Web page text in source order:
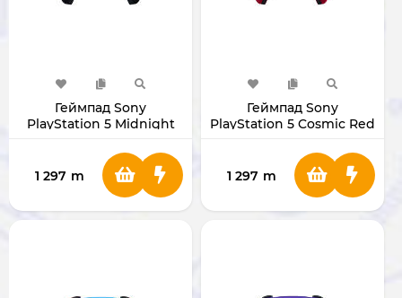
Геймпад Sony
PlayStation 5 Midnight
1 297 m
Геймпад Sony
PlayStation 5 Cosmic Red
1 297 m